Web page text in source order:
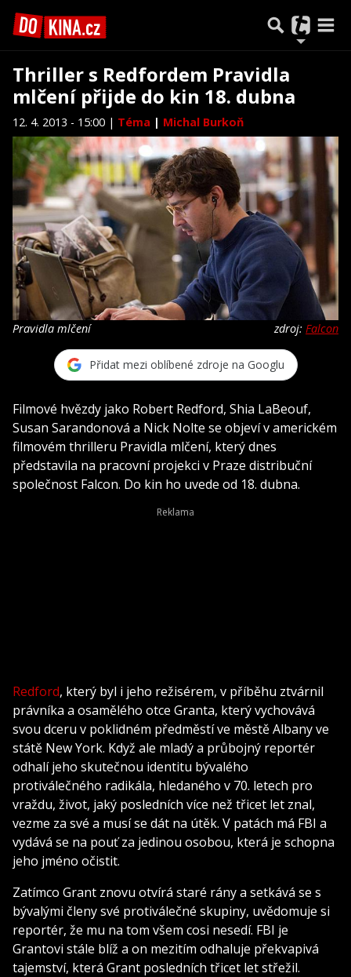
Thriller s Redfordem Pravidla
mlčení přijde do kin 18. dubna
12. 4. 2013 - 15:00 | Téma | Michal Burkoň
Pravidla mlčení zdroj: Falcon
Přidat mezi oblíbené zdroje na Googlu
Filmové hvězdy jako Robert Redford, Shia LaBeouf,
Susan Sarandonová a Nick Nolte se objeví v americkém
filmovém thrilleru Pravidla mlčení, který dnes
představila na pracovní projekci v Praze distribuční
společnost Falcon. Do kin ho uvede od 18. dubna.
Redford, který byl i jeho režisérem, v příběhu ztvárnil
právníka a osamělého otce Granta, který vychovává
svou dceru v poklidném předměstí ve městě Albany ve
státě New York. Když ale mladý a průbojný reportér
odhalí jeho skutečnou identitu bývalého
protiválečného radikála, hledaného v 70. letech pro
vraždu, život, jaký posledních více než třicet let znal,
vezme za své a musí se dát na útěk. V patách má FBI a
vydává se na pouť za jedinou osobou, která je schopna
jeho jméno očistit.
Zatímco Grant znovu otvírá staré rány a setkává se s
bývalými členy své protiválečné skupiny, uvědomuje si
reportér, že mu na tom všem cosi nesedí. FBI je
Grantovi stále blíž a on mezitím odhaluje překvapivá
tajemství, která Grant posledních třicet let střežil.